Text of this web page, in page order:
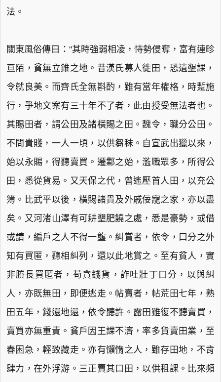
法。
關東風俗傳曰："其時強弱相凌，恃勢侵奪，富有連畛
亘陌，貧無立錐之地。昔漢氏募人徙田，恐遺墾課，
令就良美。而齊氏全無斟酌，雖有當年權格，時蹔施
行，爭地文案有三十年不了者，此由授受無法者也。
其賜田者，謂公田及諸橫賜之田。魏令，職分公田。
不問貴賤，一人一頃，以供芻秣。自宣武出獵以來，
始以永賜，得聽賣買。遷鄴之始，濫職眾多，所得公
田，悉從貨易。又天保之代，曾遙壓首人田，以充公
簿。比武平以後，橫賜諸貴及外戚佞寵之家，亦以盡
矣。又河渚山澤有可耕墾肥饒之處，悉是豪勢，或借
或請，編戶之人不得一壟。糾賞者，依令，口分之外
知有買匿，聽相糾列，還以此地賞之。至有貧人，實
非賸長買匿者，苟貪錢貨，詐吐壯丁口分，以與糾
人，亦既無田，即便逃走。帖賣者，帖荒田七年，熟
田五年，錢還地還，依令聽許。露田雖復不聽賣買，
賣買亦無重責。貧戶因王課不濟，率多貨賣田業，至
春困急，輕致藏走。亦有懶惰之人，雖存田地，不肯
肆力，在外浮游。三正賣其口田，以供租課。比來頻